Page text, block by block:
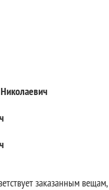
заказанным